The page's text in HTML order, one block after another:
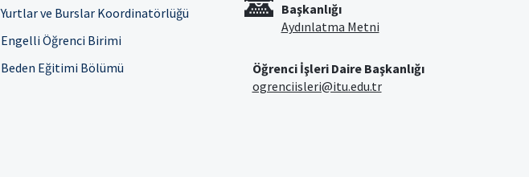
Yurtlar ve Burslar Koordinatörlüğü
Engelli Öğrenci Birimi
Beden Eğitimi Bölümü
Başkanlığı
Aydınlatma Metni
Öğrenci İşleri Daire Başkanlığı
ogrenciisleri@itu.edu.tr